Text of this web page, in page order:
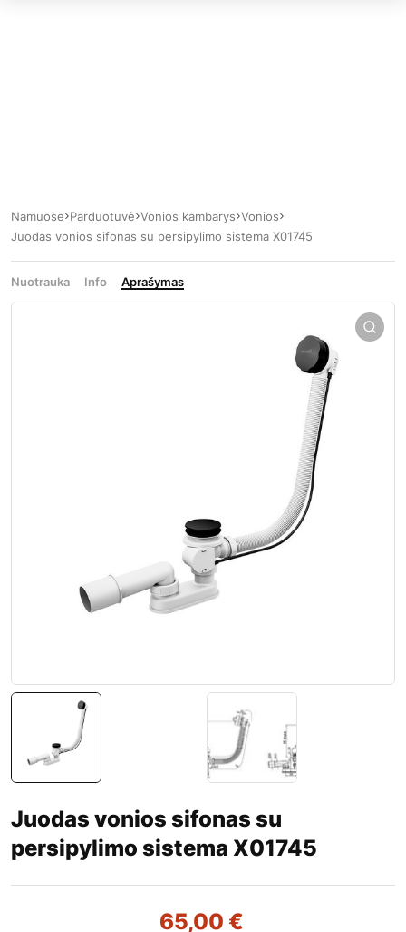
Namuose Parduotuvė Vonios kambarys Vonios
Juodas vonios sifonas su persipylimo sistema X01745
Nuotrauka Info Aprašymas
Juodas vonios sifonas su
persipylimo sistema X01745
65,00 €